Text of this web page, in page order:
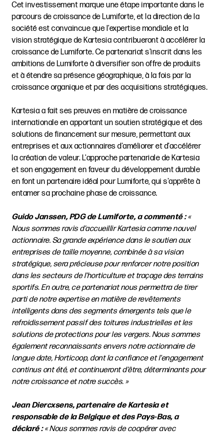
Cet investissement marque une étape importante dans le
parcours de croissance de Lumiforte, et la direction de la
société est convaincue que l'expertise mondiale et la
vision stratégique de Kartesia contribueront à accélérer la
croissance de Lumiforte. Ce partenariat s'inscrit dans les
ambitions de Lumiforte à diversifier son offre de produits
et à étendre sa présence géographique, à la fois par la
croissance organique et par des acquisitions stratégiques.
Kartesia a fait ses preuves en matière de croissance
internationale en apportant un soutien stratégique et des
solutions de financement sur mesure, permettant aux
entreprises et aux actionnaires d'améliorer et d'accélérer
la création de valeur. L'approche partenariale de Kartesia
et son engagement en faveur du développement durable
en font un partenaire idéal pour Lumiforte, qui s'apprête à
entamer sa prochaine phase de croissance.
Guido Janssen, PDG de Lumiforte, a commenté :«
Nous sommes ravis d'accueillir Kartesia comme nouvel
actionnaire. Sa grande expérience dans le soutien aux
entreprises de taille moyenne, combinée à sa vision
stratégique, sera précieuse pour renforcer notre position
dans les secteurs de l'horticulture et traçage des terrains
sportifs. En outre, ce partenariat nous permettra de tirer
parti de notre expertise en matière de revêtements
intelligents dans des segments émergents tels que le
refroidissement passif des toitures industrielles et les
solutions de protections pour les vergers. Nous sommes
également reconnaissants envers notre actionnaire de
longue date, Horticoop, dont la confiance et l'engagement
continus ont été, et continueront d'être, déterminants pour
notre croissance et notre succès. »
Jean Diercxsens, partenaire de Kartesia et
responsable de la Belgique et des Pays-Bas, a
déclaré :« Nous sommes ravis de coopérer avec